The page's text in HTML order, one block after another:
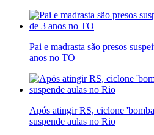
Pai e madrasta são presos
anos no TO
Após atingir RS, ciclone
suspende aulas no Rio